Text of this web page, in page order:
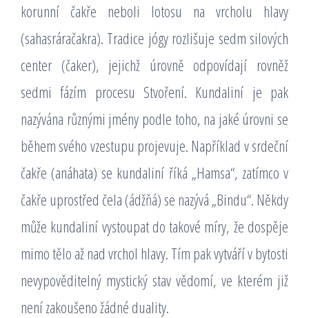
korunní čakře neboli lotosu na vrcholu hlavy
(sahasráračakra). Tradice jógy rozlišuje sedm silových
center (čaker), jejichž úrovně odpovídají rovněž
sedmi fázím procesu Stvoření. Kundaliní je pak
nazývána různými jmény podle toho, na jaké úrovni se
během svého vzestupu projevuje. Například v srdeční
čakře (anáhata) se kundaliní říká „Hamsa“, zatímco v
čakře uprostřed čela (ádžňá) se nazývá „Bindu“. Někdy
může kundaliní vystoupat do takové míry, že dospěje
mimo tělo až nad vrchol hlavy. Tím pak vytváří v bytosti
nevypověditelný mystický stav vědomí, ve kterém již
není zakoušeno žádné duality.